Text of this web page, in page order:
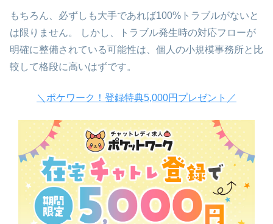
もちろん、必ずしも大手であれば100%トラブルがないと
は限りません。 しかし、トラブル発生時の対応フローが
明確に整備されている可能性は、個人の小規模事務所と比
較して格段に高いはずです。
＼ポケワーク！登録特典5,000円プレゼント／